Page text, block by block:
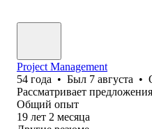
Project Management
54 года • Был 7 августа •
Рассматривает предложения
Общий опыт
19 лет 2 месяца